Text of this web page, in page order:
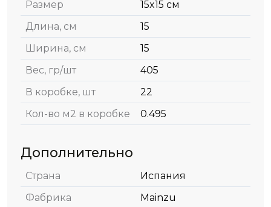
Размер
15x15 см
Длина, см
15
Ширина, см
15
Вес, гр/шт
405
В коробке, шт
22
Кол-во м2 в коробке
0.495
Дополнительно
Страна
Испания
Фабрика
Mainzu